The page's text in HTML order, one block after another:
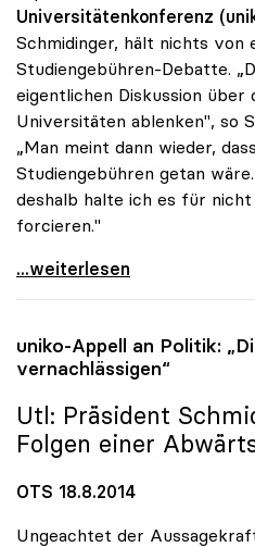
Universitätenkonferenz
Schmidinger, hält nichts von
Studiengebühren-Debatte.
eigentlichen Diskussion über
Universitäten ablenken", so
„Man meint dann wieder,
Studiengebühren getan
deshalb halte ich es für nicht
forcieren."
Rektoren-Chef: Gebühren-
...weiterlesen
uniko-Appell an Politik:
vernachlässigen“
Utl: Präsident
Folgen einer
OTS 18.8.2014
Ungeachtet der